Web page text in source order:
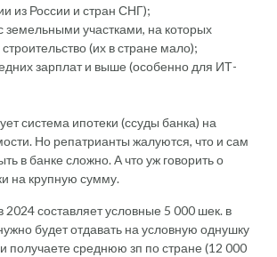
из России и стран СНГ);
земельными участками, на которых
(их в стране мало);
зарплат и выше (особенно для ИТ-
система ипотеки (ссуды банка) на
Но репатрианты жалуются, что и сам
в банке сложно. А что уж говорить о
на крупную сумму.
составляет условные 5 000 шек. в
будет отдавать на условную однушку
получаете среднюю зп по стране (12 000